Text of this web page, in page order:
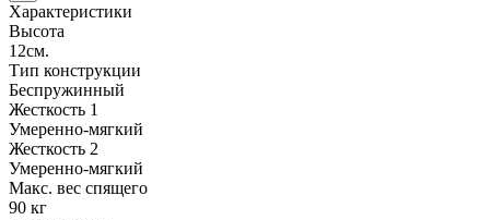
Характеристики
Высота
12см.
Тип конструкции
Беспружинный
Жесткость 1
Умеренно-мягкий
Жесткость 2
Умеренно-мягкий
Макс. вес спящего
90 кг